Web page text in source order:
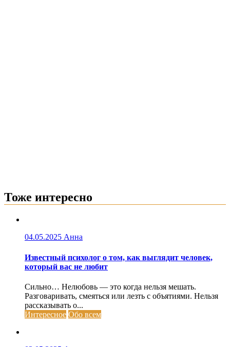
Тоже интересно
04.05.2025 Анна
Известный психолог о том, как выглядит человек,
который вас не любит
Сильно… Нелюбовь — это когда нельзя мешать.
Разговаривать, смеяться или лезть с объятиями. Нельзя
рассказывать о...
Интересное Обо всем